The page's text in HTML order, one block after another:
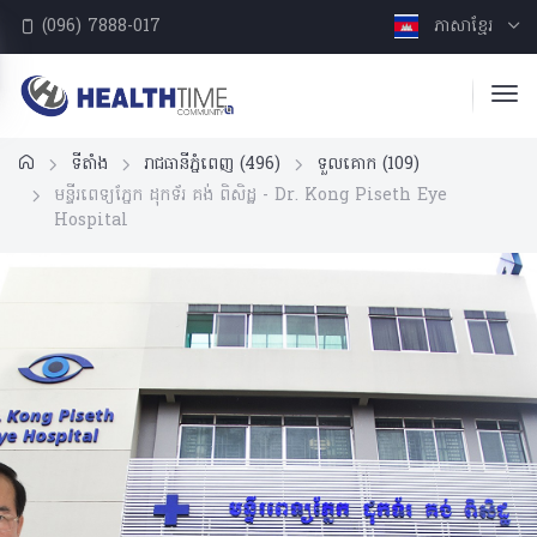
(096) 7888-017 ភាសាខ្មែរ
ទីតាំង រាជធានីភ្នំពេញ (496) ទួលគោក (109)
មន្ទីរពេទ្យភ្នែក ដុកទ័រ គង់ ពិសិដ្ឋ​​ - Dr. Kong Piseth Eye
Hospital